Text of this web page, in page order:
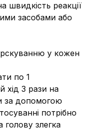
швидкість реакції
засобами або
у кожен
по 1
хід 3 рази на
за допомогою
потрібно
злегка